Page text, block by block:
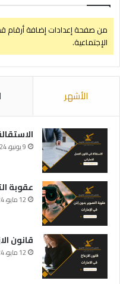
من صفحة إعدادات إضافة أرقام
الإجتماعية.
الأشهر
9 يونيو، 2024
عقوبة
12 مايو، 2024
قانون
12 مايو، 2024